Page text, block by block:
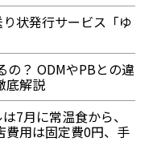
状発行サービス「ゆ
の？ ODMやPBとの違
底解説
7月に常温食から、
費用は固定費0円、手